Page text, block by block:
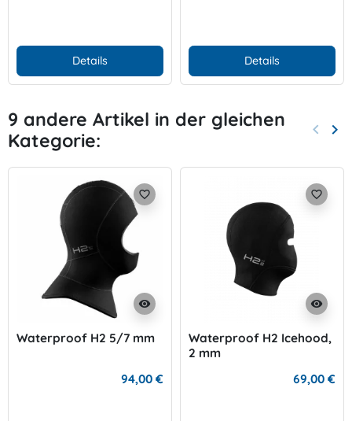
Details Details
9 andere Artikel in der gleichen
Kategorie:
Zurück
keyboard_arrow_left keyboard_arrow_right
visibility
favorite_border
Waterproof H2 5/7 mm
94,00 €
visibility
favorite_border
Waterproof H2 Icehood,
2 mm
69,00 €